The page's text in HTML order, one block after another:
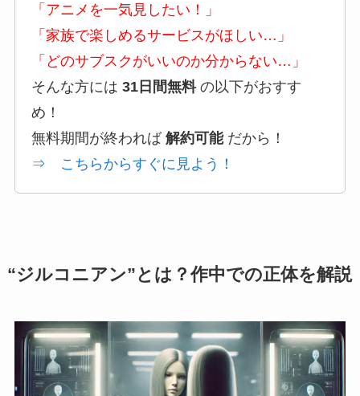
「アニメを一気見したい！」
「家族で楽しめるサービスがほしい…」
「どのサブスクがいいのか分からない…」
そんな方には 31日間無料の以下がおすす
め！
無料期間が終われば 解約可能だから！
⇒ こちらからすぐに見よう！
“ジルコニアン”とは？作中での正体を解説